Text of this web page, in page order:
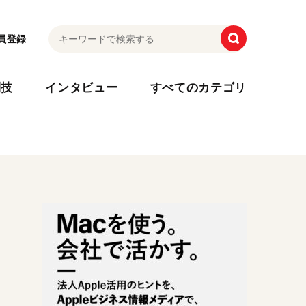
登録
インタビュー すべてのカテゴリ